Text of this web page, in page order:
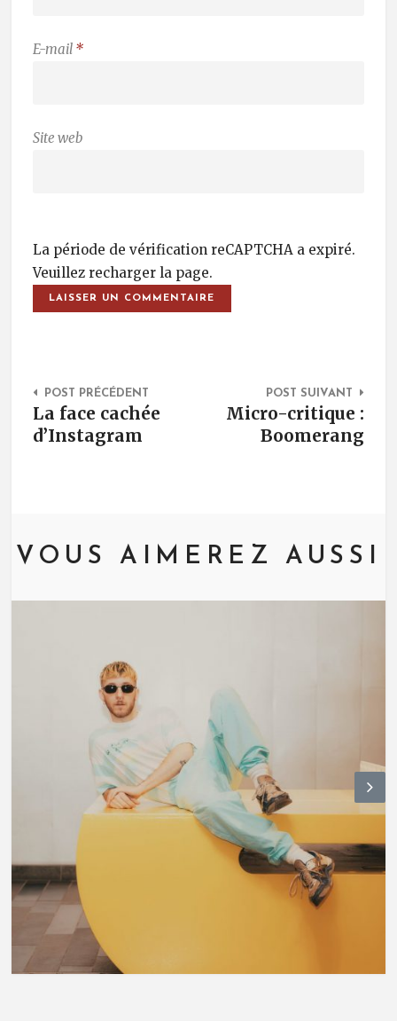
E-mail *
Site web
La période de vérification reCAPTCHA a expiré.
Veuillez recharger la page.
Post Navigation
POST PRÉCÉDENT
La face cachée
d’Instagram
POST SUIVANT
Micro-critique :
Boomerang
VOUS AIMEREZ AUSSI
N
ex
t